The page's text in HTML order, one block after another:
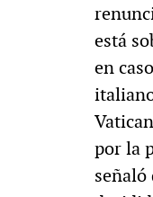
está
en
por la
señaló